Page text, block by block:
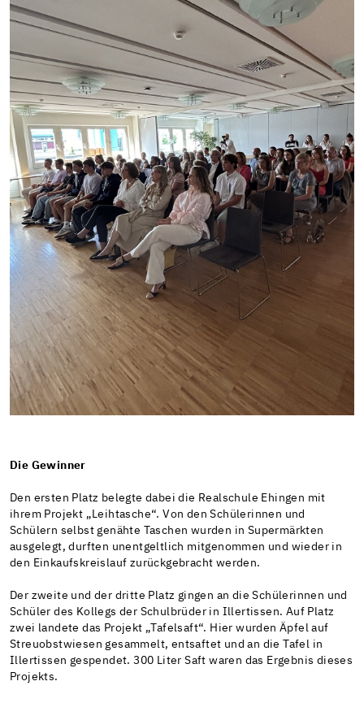
Die Gewinner
Den ersten Platz belegte dabei die Realschule Ehingen mit
ihrem Projekt „Leihtasche“. Von den Schülerinnen und
Schülern selbst genähte Taschen wurden in Supermärkten
ausgelegt, durften unentgeltlich mitgenommen und wieder in
den Einkaufskreislauf zurückgebracht werden.
Der zweite und der dritte Platz gingen an die Schülerinnen und
Schüler des Kollegs der Schulbrüder in Illertissen. Auf Platz
zwei landete das Projekt „Tafelsaft“. Hier wurden Äpfel auf
Streuobstwiesen gesammelt, entsaftet und an die Tafel in
Illertissen gespendet. 300 Liter Saft waren das Ergebnis dieses
Projekts.